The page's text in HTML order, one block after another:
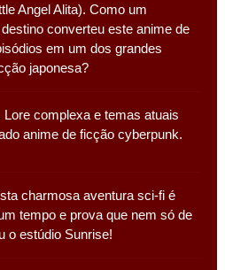
Angel Alita). Como um
converteu este anime de
em um dos grandes
japonesa?
Lore complexa e temas atuais
anime de ficção cyberpunk.
charmosa aventura sci-fi é
tempo e prova que nem só de
o estúdio Sunrise!